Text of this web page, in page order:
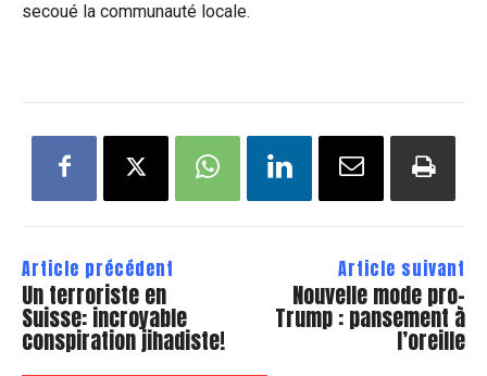
secoué la communauté locale.
Article précédent
Un terroriste en
Suisse: incroyable
conspiration jihadiste!
Article suivant
Nouvelle mode pro-
Trump : pansement à
l’oreille